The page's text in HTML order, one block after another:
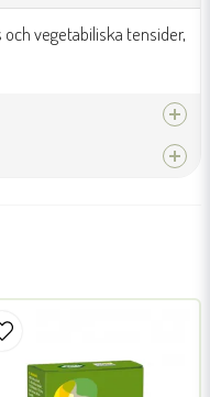
vegetabiliska tensider,